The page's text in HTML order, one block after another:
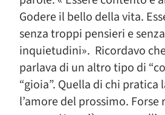
Godere il bello della vita.
senza troppi pensieri e
inquietudini». Ricordavo
parlava di un altro tipo di
“gioia”. Quella di chi pratica
l’amore del prossimo.